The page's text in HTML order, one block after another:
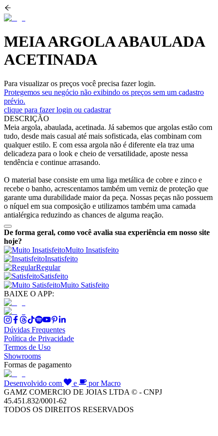
MEIA ARGOLA ABAULADA
ACETINADA
Para visualizar os preços você precisa fazer login.
Protegemos seu negócio não exibindo os preços sem um cadastro
prévio.
clique para fazer login ou cadastrar
DESCRIÇÃO
Meia argola, abaulada, acetinada. Já sabemos que argolas estão com
tudo, desde mais casual até mais sofisticada, elas combinam com
qualquer estilo. E com essa argola não é diferente ela traz uma
delicadeza para o look e cheio de versatilidade, aposte nessa
tendência e continue arrasando.
O material base consiste em uma liga metálica de cobre e zinco e
recebe o banho, acrescentamos também um verniz de proteção que
garante uma durabilidade maior da peça. Nossas peças não possuem
o níquel em sua composição e utilizamos também uma camada
antialérgica reduzindo as chances de alguma reação.
De forma geral, como você avalia sua experiência em nosso site
hoje?
Muito Insatisfeito
Insatisfeito
Regular
Satisfeito
Muito Satisfeito
BAIXE O APP:
Dúvidas Frequentes
Política de Privacidade
Termos de Uso
Showrooms
Formas de pagamento
Desenvolvido com e
por Macro
GAMZ COMERCIO DE JOIAS LTDA © - CNPJ
45.451.832/0001-62
TODOS OS DIREITOS RESERVADOS